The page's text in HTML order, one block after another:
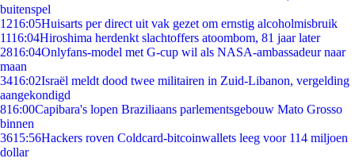
buitenspel
1216:05Huisarts per direct uit vak gezet om ernstig alcoholmisbruik
1116:04Hiroshima herdenkt slachtoffers atoombom, 81 jaar later
2816:04Onlyfans-model met G-cup wil als NASA-ambassadeur naar
maan
3416:02Israël meldt dood twee militairen in Zuid-Libanon, vergelding
aangekondigd
816:00Capibara's lopen Braziliaans parlementsgebouw Mato Grosso
binnen
3615:56Hackers roven Coldcard-bitcoinwallets leeg voor 114 miljoen
dollar